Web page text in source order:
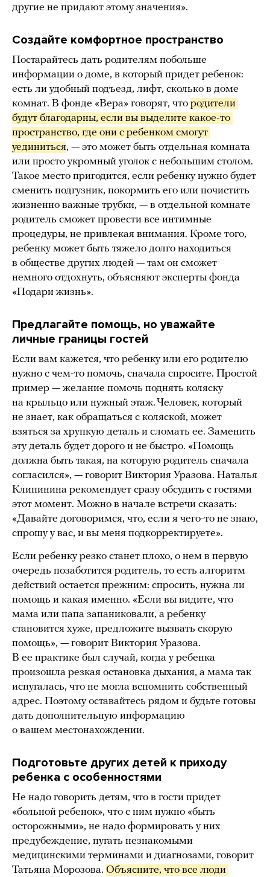
другие не придают этому значения».
Создайте комфортное пространство
Постарайтесь дать родителям побольше
информации о доме, в который придет ребенок:
есть ли удобный подъезд, лифт, сколько в доме
комнат. В фонде «Вера» говорят, что родители
будут благодарны, если вы выделите какое-то
пространство, где они с ребенком смогут
уединиться, — это может быть отдельная комната
или просто укромный уголок с небольшим столом.
Такое место пригодится, если ребенку нужно будет
сменить подгузник, покормить его или почистить
жизненно важные трубки, — в отдельной комнате
родитель сможет провести все интимные
процедуры, не привлекая внимания. Кроме того,
ребенку может быть тяжело долго находиться
в обществе других людей — там он сможет
немного отдохнуть, объясняют эксперты фонда
«Подари жизнь».
Предлагайте помощь, но уважайте
личные границы гостей
Если вам кажется, что ребенку или его родителю
нужно с чем-то помочь, сначала спросите. Простой
пример — желание помочь поднять коляску
на крыльцо или нужный этаж. Человек, который
не знает, как обращаться с коляской, может
взяться за хрупкую деталь и сломать ее. Заменить
эту деталь будет дорого и не быстро. «Помощь
должна быть такая, на которую родитель сначала
согласился», — говорит Виктория Уразова. Наталья
Клипинина рекомендует сразу обсудить с гостями
этот момент. Можно в начале встречи сказать:
«Давайте договоримся, что, если я чего-то не знаю,
спрошу у вас, и вы меня подкорректируете».
Если ребенку резко станет плохо, о нем в первую
очередь позаботится родитель, то есть алгоритм
действий остается прежним: спросить, нужна ли
помощь и какая именно. «Если вы видите, что
мама или папа запаниковали, а ребенку
становится хуже, предложите вызвать скорую
помощь», — говорит Виктория Уразова.
В ее практике был случай, когда у ребенка
произошла резкая остановка дыхания, а мама так
испугалась, что не могла вспомнить собственный
адрес. Поэтому оставайтесь рядом и будьте готовы
дать дополнительную информацию
о вашем местонахождении.
Подготовьте других детей к приходу
ребенка с особенностями
Не надо говорить детям, что в гости придет
«больной ребенок», что с ним нужно «быть
осторожными», не надо формировать у них
предубеждение, пугать незнакомыми
медицинскими терминами и диагнозами, говорит
Татьяна Морозова. Объясните, что все люди